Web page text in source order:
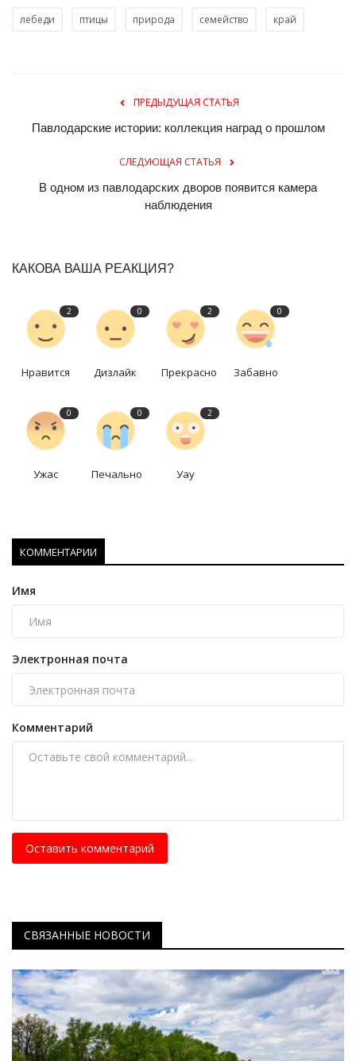
лебеди птицы природа семейство край
ПРЕДЫДУЩАЯ СТАТЬЯ
Павлодарские истории: коллекция наград о прошлом
СЛЕДУЮЩАЯ СТАТЬЯ
В одном из павлодарских дворов появится камера
наблюдения
КАКОВА ВАША РЕАКЦИЯ?
2
Нравится
0
Дизлайк
2
Прекрасно
0
Забавно
0
Ужас
0
Печально
2
Уау
КОММЕНТАРИИ
Имя
Электронная почта
Комментарий
Оставить комментарий
СВЯЗАННЫЕ НОВОСТИ